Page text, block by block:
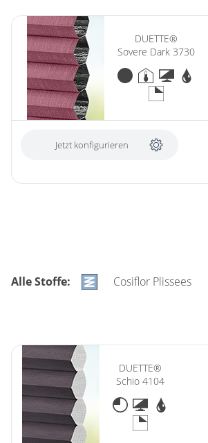
DUETTE®
Sovere Dark 3730
Jetzt konfigurieren
Alle Stoffe: Cosiflor Plissees
DUETTE®
Schio 4104